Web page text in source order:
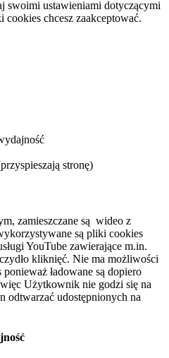
swoimi ustawieniami dotyczącymi
chcesz zaakceptować.
stronę)
zamieszczane są wideo z
są pliki cookies
YouTube zawierające m.in.
kliknięć. Nie ma możliwości
ładowane są dopiero
Użytkownik nie godzi się na
odtwarzać udostępnionych na